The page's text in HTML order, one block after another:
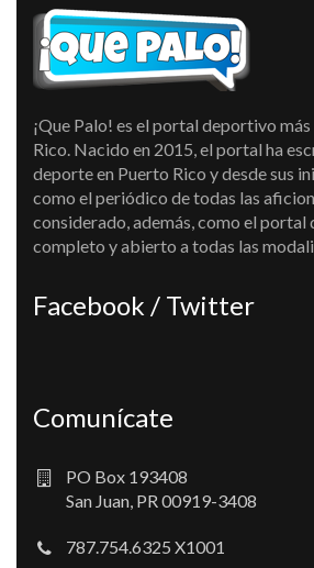
¡Que Palo! es el portal deportivo
Rico. Nacido en 2015, el portal ha
deporte en Puerto Rico y desde sus
como el periódico de todas las
considerado, además, como el portal
completo y abierto a todas las
Facebook / Twitter
Comunícate
PO Box 193408
San Juan, PR 00919-3408
787.754.6325 X1001